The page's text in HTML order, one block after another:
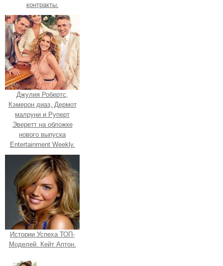
контракты.
Джулия Робертс,
Кэмерон диаз, Дермот
малруни и Руперт
Эверетт на обложке
нового выпуска
Entertainment Weekly.
Истории Успеха ТОП-
Моделей. Кейт Аптон.